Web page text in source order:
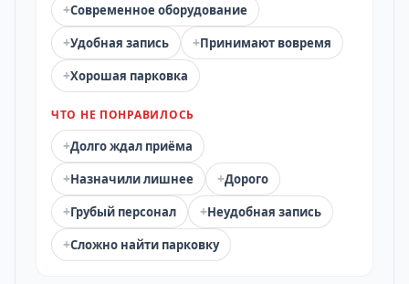
+Современное оборудование
+Удобная запись +Принимают вовремя
+Хорошая парковка
ЧТО НЕ ПОНРАВИЛОСЬ
+Долго ждал приёма
+Назначили лишнее +Дорого
+Грубый персонал +Неудобная запись
+Сложно найти парковку